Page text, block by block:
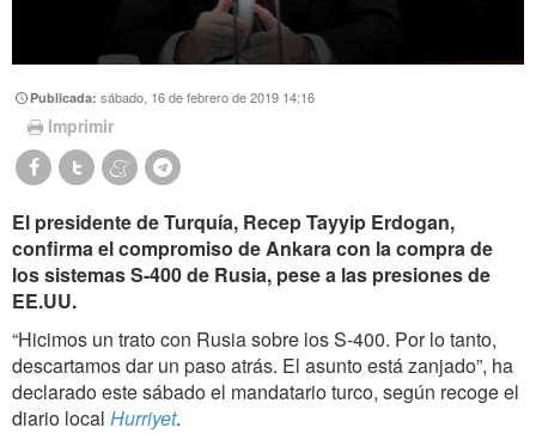
Publicada:sábado, 16 de febrero de 2019 14:16
Imprimir
El presidente de Turquía, Recep Tayyip Erdogan,
confirma el compromiso de Ankara con la compra de
los sistemas S-400 de Rusia, pese a las presiones de
EE.UU.
“Hicimos un trato con Rusia sobre los S-400. Por lo tanto,
descartamos dar un paso atrás. El asunto está zanjado”, ha
declarado este sábado el mandatario turco, según recoge el
diario local Hurriyet.